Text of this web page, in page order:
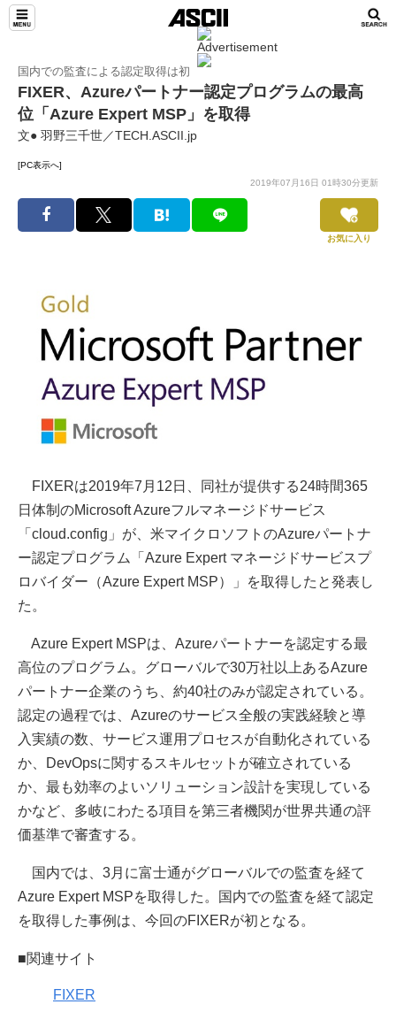
国内での監査による認定取得は初
FIXER、Azureパートナー認定プログラムの最高
位「Azure Expert MSP」を取得
文● 羽野三千世／TECH.ASCII.jp
[PC表示へ]
2019年07月16日 01時30分更新
お気に入り
FIXERは2019年7月12日、同社が提供する24時間365
日体制のMicrosoft Azureフルマネージドサービス
「cloud.config」が、米マイクロソフトのAzureパートナ
ー認定プログラム「Azure Expert マネージドサービスプ
ロバイダー（Azure Expert MSP）」を取得したと発表し
た。
Azure Expert MSPは、Azureパートナーを認定する最
高位のプログラム。グローバルで30万社以上あるAzure
パートナー企業のうち、約40社のみが認定されている。
認定の過程では、Azureのサービス全般の実践経験と導
入実績の数、サービス運用プロセスが自動化されている
か、DevOpsに関するスキルセットが確立されている
か、最も効率のよいソリューション設計を実現している
かなど、多岐にわたる項目を第三者機関が世界共通の評
価基準で審査する。
国内では、3月に富士通がグローバルでの監査を経て
Azure Expert MSPを取得した。国内での監査を経て認定
を取得した事例は、今回のFIXERが初となる。
■関連サイト
FIXER